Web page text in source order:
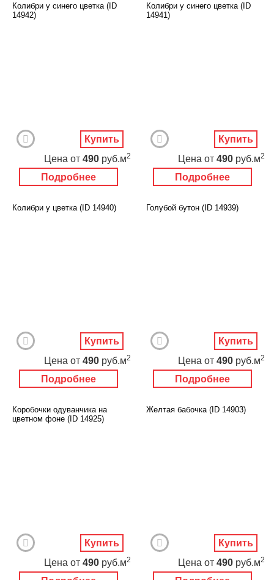
Колибри у синего цветка (ID
14942)
Подробнее
Цена от 490 руб.м2
Купить
Колибри у синего цветка (ID
14941)
Подробнее
Цена от 490 руб.м2
Купить
Колибри у цветка (ID 14940)
Подробнее
Цена от 490 руб.м2
Купить
Голубой бутон (ID 14939)
Подробнее
Цена от 490 руб.м2
Купить
Коробочки одуванчика на
цветном фоне (ID 14925)
Цена от 490 руб.м2
Купить
Желтая бабочка (ID 14903)
Цена от 490 руб.м2
Купить